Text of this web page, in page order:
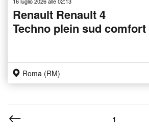
Renault Renault 4
Techno plein sud
Roma (RM)
1